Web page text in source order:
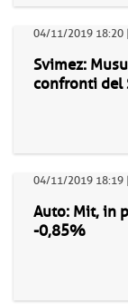
04/11/2019 18:20
Svimez:
confronti del
04/11/2019 18:19
Auto: Mit, in
-0,85%